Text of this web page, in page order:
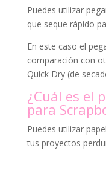
Puedes utilizar
que seque rápido
En este caso el
comparación con
Quick Dry (de
¿Cuál es el
para
Puedes utilizar
tus proyectos